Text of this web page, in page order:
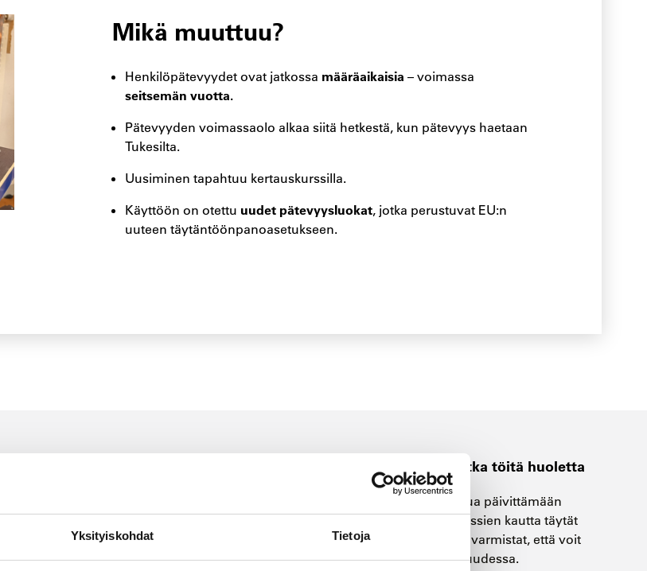
Yksityiskohdat Tietoja
Mikä muuttuu?
Henkilöpätevyydet ovat jatkossa määräaikaisia – voimassa
seitsemän vuotta.
Pätevyyden voimassaolo alkaa siitä hetkestä, kun pätevyys haetaan
Tukesilta.
Uusiminen tapahtuu kertauskurssilla.
Käyttöön on otettu uudet pätevyysluokat, jotka perustuvat EU:n
uuteen täytäntöönpanoasetukseen.
ja työtodistuksen, joka
ammattitaidon ylläpidon.
Varmista pätevyytesi ja jatka töitä huoletta
Me Careeriassa autamme sinua päivittämään
osaamisesi vaivattomasti. Kurssien kautta täytät
kaikki pätevyysvaatimukset ja varmistat, että voit
jatkaa työssäsi myös tulevaisuudessa.